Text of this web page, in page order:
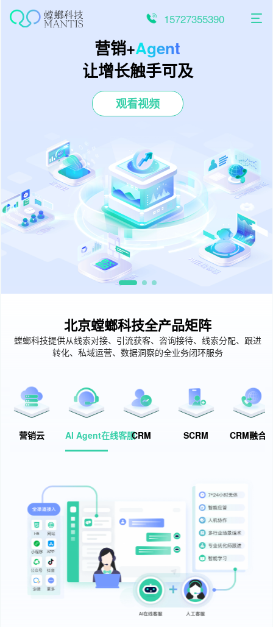
15727355390
营销+Agent
让增长触手可及
观看视频
北京螳螂科技全产品矩阵
螳螂科技提供从线索对接、引流获客、咨询接待、线索分配、跟进
转化、私域运营、数据洞察的全业务闭环服务
营销云 AI Agent在线客服CRM SCRM CRM融合